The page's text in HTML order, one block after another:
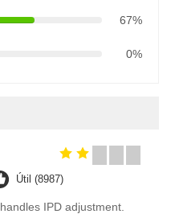
67%
0%
Útil (8987)
IPD adjustment.